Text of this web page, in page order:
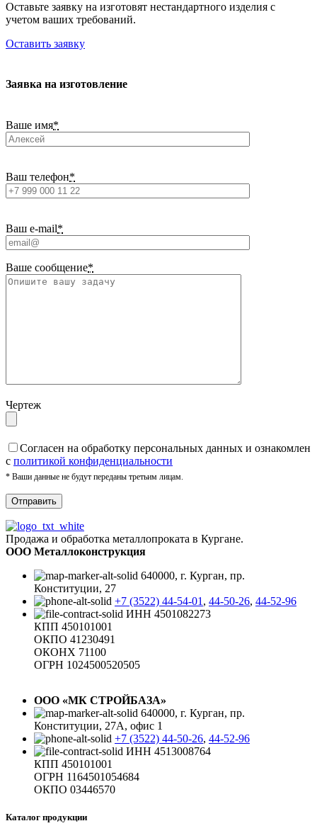
Оставьте заявку на изготовят нестандартного изделия с
учетом ваших требований.
Оставить заявку
Заявка на изготовление
Ваше имя*
Ваш телефон*
Ваш e-mail*
Ваше сообщение*
Чертеж
Cогласен на обработку персональных данных и ознакомлен
с политикой конфиденциальности
* Ваши данные не будут переданы третьим лицам.
Продажа и обработка металлопроката в Кургане.
ООО Металлоконструкция
640000, г. Курган, пр.
Конституции, 27
+7 (3522) 44-54-01 , 44-50-26, 44-52-96
ИНН 4501082273
КПП 450101001
ОКПО 41230491
ОКОНХ 71100
ОГРН 1024500520505
ООО «МК СТРОЙБАЗА»
640000, г. Курган, пр.
Конституции, 27А, офис 1
+7 (3522) 44-50-26, 44-52-96
ИНН 4513008764
КПП 450101001
ОГРН 1164501054684
ОКПО 03446570
Каталог продукции